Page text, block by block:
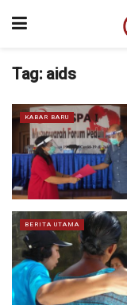
Tag: aids
KABAR BARU
BERITA UTAMA